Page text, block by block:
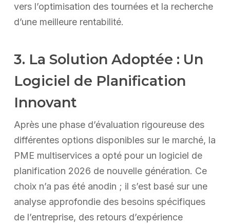
vers l’optimisation des tournées et la recherche
d’une meilleure rentabilité.
3. La Solution Adoptée : Un
Logiciel de Planification
Innovant
Après une phase d’évaluation rigoureuse des
différentes options disponibles sur le marché, la
PME multiservices a opté pour un logiciel de
planification 2026 de nouvelle génération. Ce
choix n’a pas été anodin ; il s’est basé sur une
analyse approfondie des besoins spécifiques
de l’entreprise, des retours d’expérience